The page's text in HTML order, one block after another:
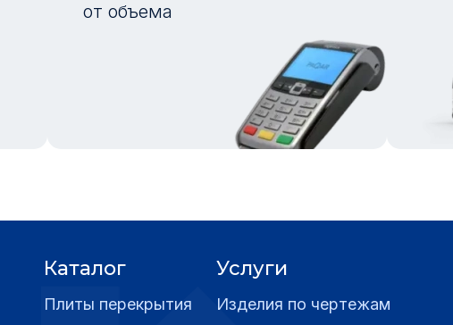
от объема
Каталог
Плиты перекрытия
Услуги
Изделия по чертежам